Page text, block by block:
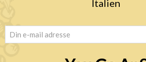
Italien
email (Påkrævet)